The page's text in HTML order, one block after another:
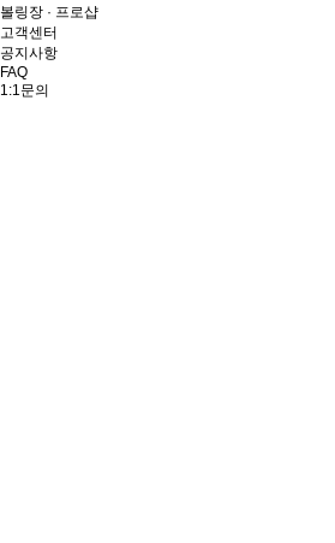
볼링장 · 프로샵
고객센터
공지사항
FAQ
1:1문의